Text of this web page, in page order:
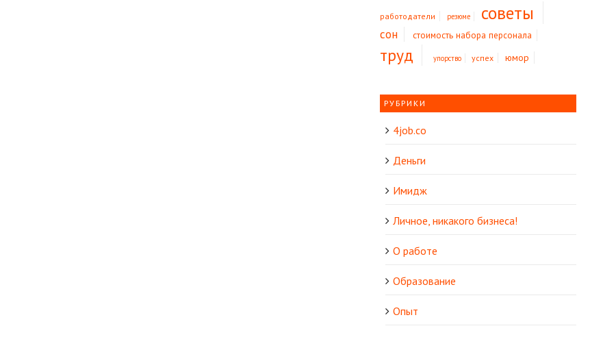
работодатели резюме советы
сон стоимость набора персонала
труд упорство успех юмор
РУБРИКИ
4job.co
Деньги
Имидж
Личное, никакого бизнеса!
О работе
Образование
Опыт